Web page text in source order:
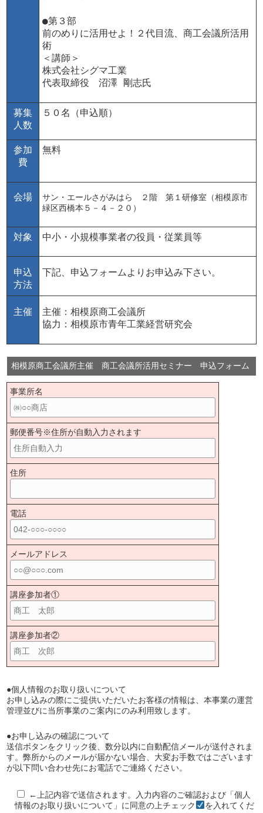
●第３部
前のめりに活用せよ！ ２代目流、商工会議所活用
術
＜講師＞
株式会社シグマ工業
代表取締役 沼澤 剛志氏
募集
人数
５０名（申込順）
参加
費
無料
会場
サン・エールさがみはら ２階 第１研修室（相模原市
緑区西橋本５－４－２０）
対象 中小・小規模事業者の役員・従業員等
申込
方法
下記、申込フォームよりお申込み下さい。
主催
主催：相模原商工会議所
協力：相模原市青年工業経営研究会
相模原商工会議所主催 商工会議所活用セミナー 申込フォーム
事業所名
郵便番号※住所が自動入力されます
住所
電話
メールアドレス
講座参加者①
講座参加者②
●個人情報のお取り扱いについて
お申し込みの際にご提供いただいたお客様の情報は、本事業の運営
管理並びに当所事業のご案内にのみ利用致します。
●お申し込みの確認について
送信ボタンをクリック後、数分以内に自動配信メールが送付されま
す。弊所からのメールが届かない場合、大変お手数ではございます
が以下問い合わせ先にお電話でご連絡ください。
←上記内容で送信されます。入力内容のご確認および「個人
情報のお取り扱いについて」に同意の上チェック
を入れてくだ